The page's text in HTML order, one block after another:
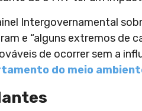
Intergovernamental
e “alguns extremos de
de ocorrer sem a
do meio